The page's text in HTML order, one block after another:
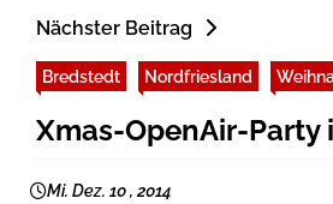
Nächster Beitrag
Bredstedt Nordfriesland
Xmas-OpenAir-Party
Mi. Dez. 10 , 2014